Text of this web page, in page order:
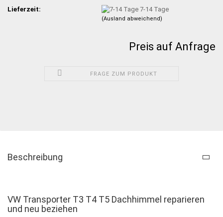
Lieferzeit:
7-14 Tage
(Ausland abweichend)
Preis auf Anfrage
FRAGE ZUM PRODUKT
Beschreibung
VW Transporter T3 T4 T5 Dachhimmel reparieren
und neu beziehen